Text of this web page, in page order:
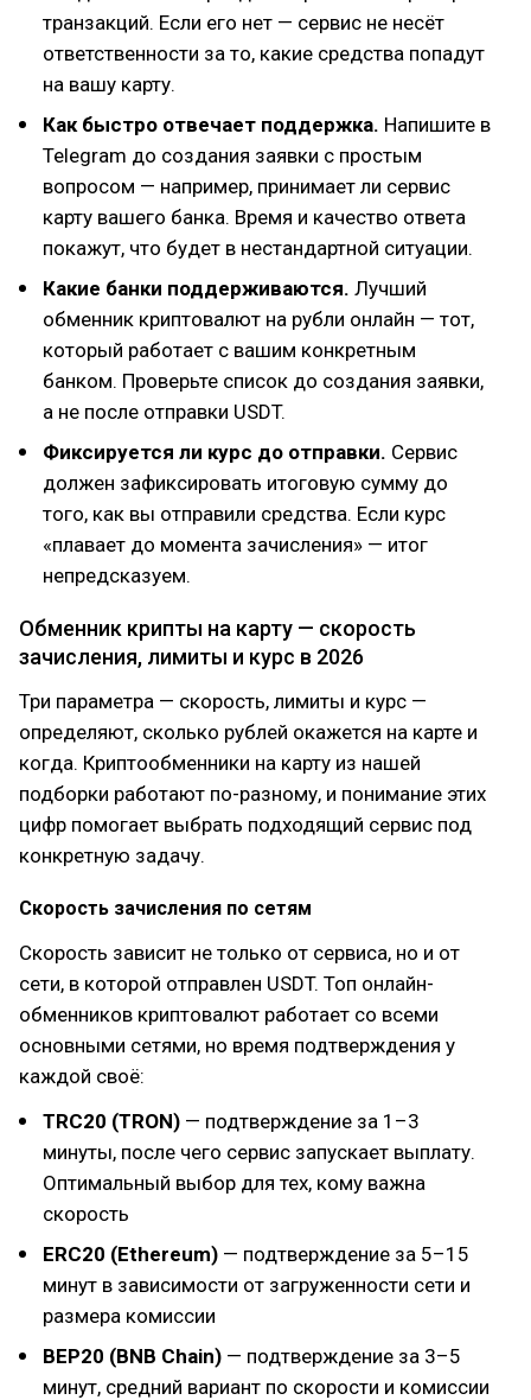
транзакций. Если его нет — сервис не несёт
ответственности за то, какие средства попадут
на вашу карту.
Как быстро отвечает поддержка. Напишите в
Telegram до создания заявки с простым
вопросом — например, принимает ли сервис
карту вашего банка. Время и качество ответа
покажут, что будет в нестандартной ситуации.
Какие банки поддерживаются. Лучший
обменник криптовалют на рубли онлайн — тот,
который работает с вашим конкретным
банком. Проверьте список до создания заявки,
а не после отправки USDT.
Фиксируется ли курс до отправки. Сервис
должен зафиксировать итоговую сумму до
того, как вы отправили средства. Если курс
«плавает до момента зачисления» — итог
непредсказуем.
Обменник крипты на карту — скорость
зачисления, лимиты и курс в 2026
Три параметра — скорость, лимиты и курс —
определяют, сколько рублей окажется на карте и
когда. Криптообменники на карту из нашей
подборки работают по-разному, и понимание этих
цифр помогает выбрать подходящий сервис под
конкретную задачу.
Скорость зачисления по сетям
Скорость зависит не только от сервиса, но и от
сети, в которой отправлен USDT. Топ онлайн-
обменников криптовалют работает со всеми
основными сетями, но время подтверждения у
каждой своё:
TRC20 (TRON) — подтверждение за 1–3
минуты, после чего сервис запускает выплату.
Оптимальный выбор для тех, кому важна
скорость
ERC20 (Ethereum) — подтверждение за 5–15
минут в зависимости от загруженности сети и
размера комиссии
BEP20 (BNB Chain) — подтверждение за 3–5
минут, средний вариант по скорости и комиссии